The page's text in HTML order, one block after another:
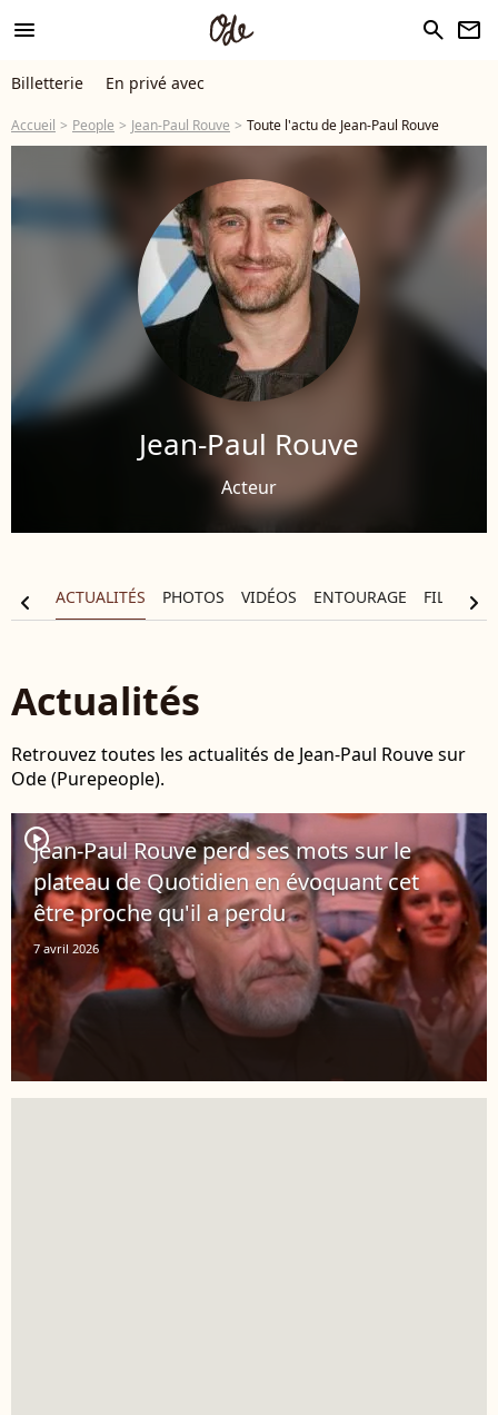
menu search newsletter
Billetterie En privé avec
Accueil People Jean-Paul Rouve Toute l'actu de Jean-Paul Rouve
Jean-Paul Rouve
Acteur
ACTUALITÉS PHOTOS VIDÉOS ENTOURAGE
chevron_left chevron_right
Actualités
Retrouvez toutes les actualités de Jean-Paul Rouve sur
Ode (Purepeople).
player2
Jean-Paul Rouve perd ses mots sur le
plateau de Quotidien en évoquant cet
être proche qu'il a perdu
7 avril 2026